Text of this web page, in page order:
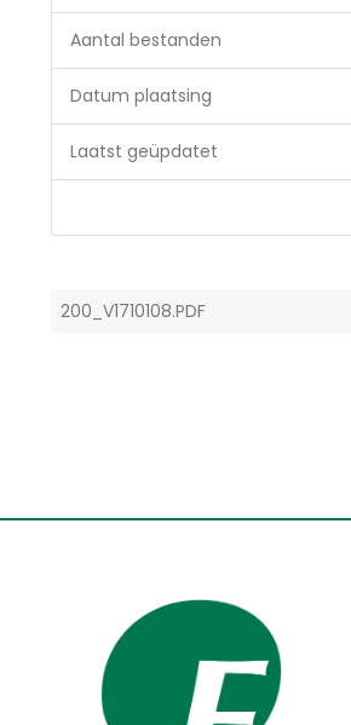
Aantal bestanden
Datum plaatsing
Laatst geüpdatet
200_V1710108.PDF